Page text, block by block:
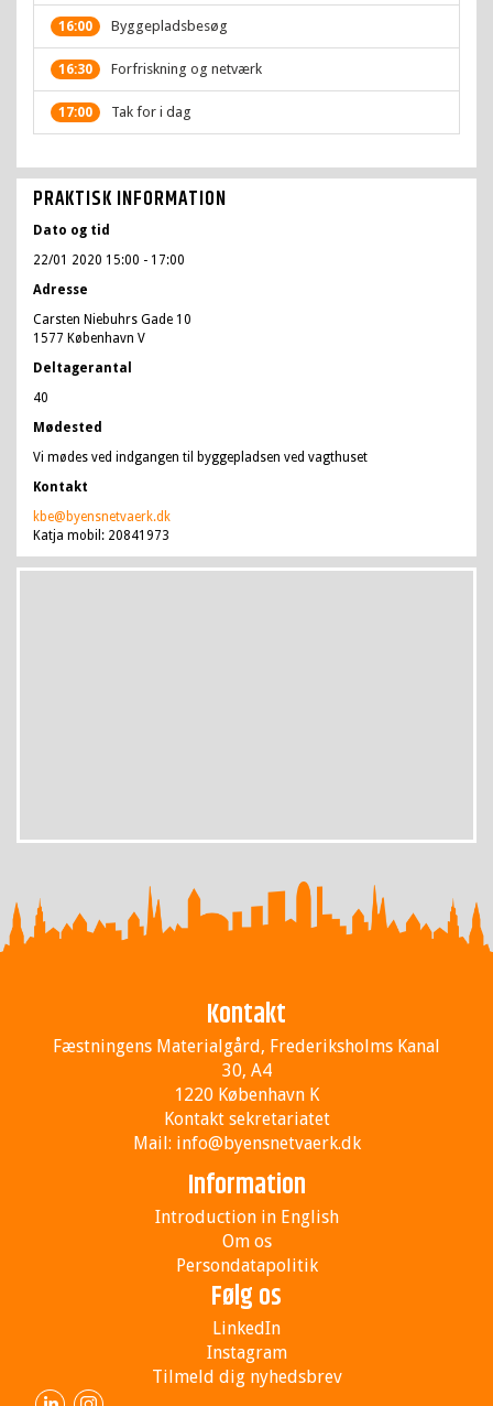
16:00 Byggepladsbesøg
16:30 Forfriskning og netværk
17:00 Tak for i dag
PRAKTISK INFORMATION
Dato og tid
22/01 2020 15:00 - 17:00
Adresse
Carsten Niebuhrs Gade 10
1577 København V
Deltagerantal
40
Mødested
Vi mødes ved indgangen til byggepladsen ved vagthuset
Kontakt
kbe@byensnetvaerk.dk
Katja mobil: 20841973
Kontakt
Fæstningens Materialgård, Frederiksholms Kanal
30, A4
1220 København K
Kontakt sekretariatet
Mail: info@byensnetvaerk.dk
Information
Introduction in English
Om os
Persondatapolitik
Følg os
LinkedIn
Instagram
Tilmeld dig nyhedsbrev